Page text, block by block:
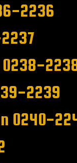
2236
0238-
2239
0240-